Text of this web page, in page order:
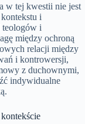
w tej kwestii nie jest
i
teologów i
między ochroną
relacji między
i kontrowersji,
z duchownymi,
indywidualne